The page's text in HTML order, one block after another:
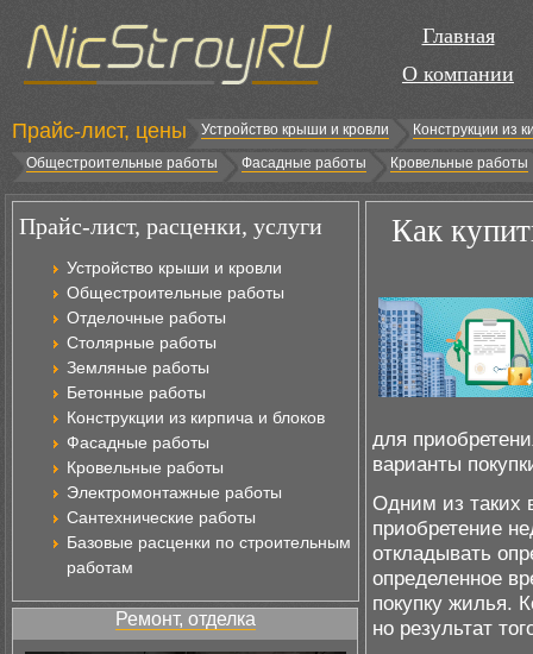
Главная
О компании
Прайс-лист, цены Устройство крыши и кровли
Конструкции из
Общестроительные работы
Фасадные работы Кровельные работы
Прайс-лист, расценки, услуги
Устройство крыши и кровли
Общестроительные работы
Отделочные работы
Столярные работы
Земляные работы
Бетонные работы
Конструкции из кирпича и блоков
Фасадные работы
Кровельные работы
Электромонтажные работы
Сантехнические работы
Базовые расценки по строительным
работам
Ремонт, отделка
Как
для
варианты
Одним из таких
приобретение
откладывать
определенное
покупку жилья.
но результат